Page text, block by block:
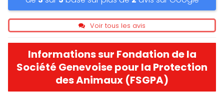
Voir tous les avis
Informations sur Fondation de la
Société Genevoise pour la Protection
des Animaux (FSGPA)